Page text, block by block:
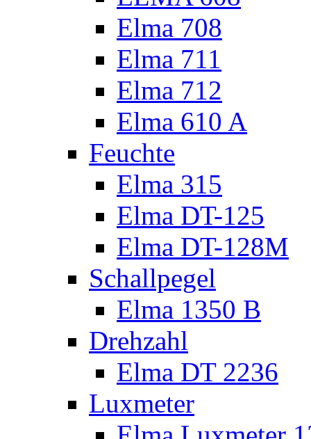
Elma 708
Elma 711
Elma 712
Elma 610 A
Feuchte
Elma 315
Elma DT-125
Elma DT-128M
Schallpegel
Elma 1350 B
Drehzahl
Elma DT 2236
Luxmeter